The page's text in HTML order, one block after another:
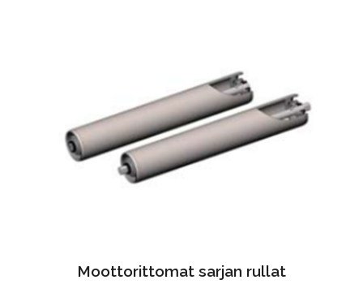
Moottorittomat sarjan rullat